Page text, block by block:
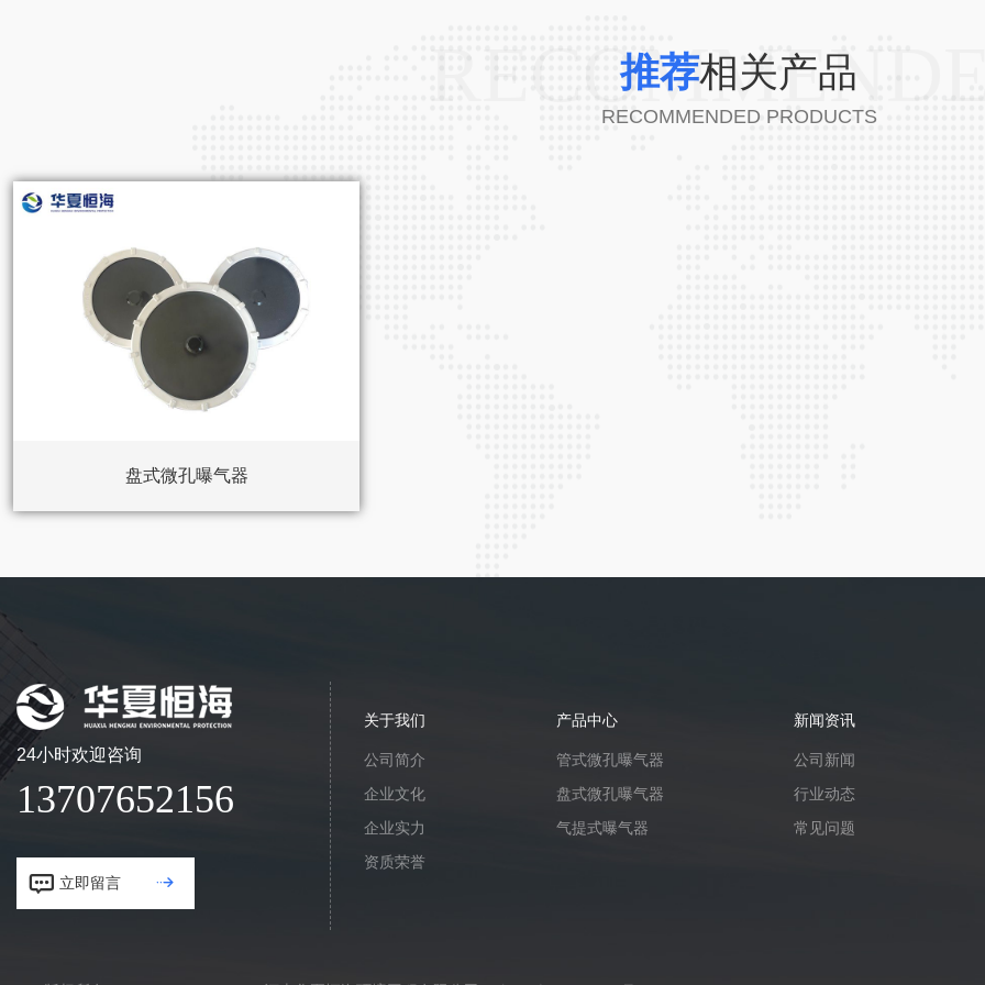
推荐相关产品
RECOMMENDED PRODUCTS
盘式微孔曝气器
24小时欢迎咨询
13707652156
立即留言
 
关于我们
公司简介
企业文化
企业实力
资质荣誉
产品中心
管式微孔曝气器
盘式微孔曝气器
气提式曝气器
新闻资讯
公司新闻
行业动态
常见问题